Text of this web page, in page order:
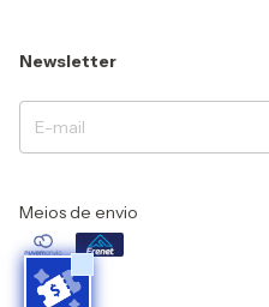
Newsletter
Meios de envio